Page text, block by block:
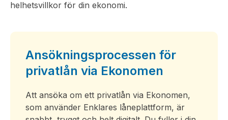
helhetsvillkor för din ekonomi.
Ansökningsprocessen för
privatlån via Ekonomen
Att ansöka om ett privatlån via Ekonomen,
som använder Enklares låneplattform, är